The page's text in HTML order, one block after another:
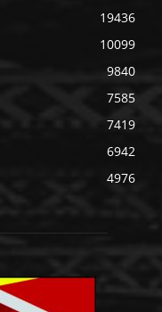
19436
10099
9840
7585
7419
6942
4976